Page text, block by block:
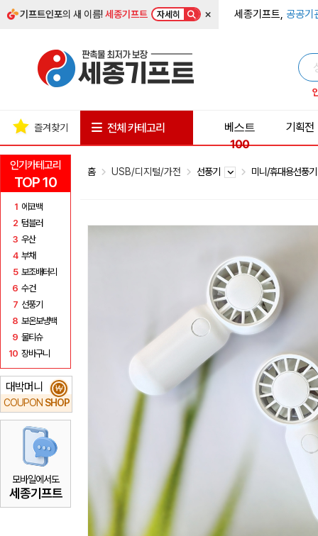
기프트인포의 새 이름!세종기프트 자세히 × 세종기프트, 공공기
인기카테고리
TOP 10
1 에코백
2 텀블러
3 우산
4 부채
5 보조배터리
6 수건
7 선풍기
8 보온보냉백
9 물티슈
10 장바구니
대박머니
COUPON SHOP
₩
모바일에서도
세종기프트
즐겨찾기 전체 카테고리
베스트
100
기획전
홈 USB/디지털/가전 선풍기 미니/휴대용선풍